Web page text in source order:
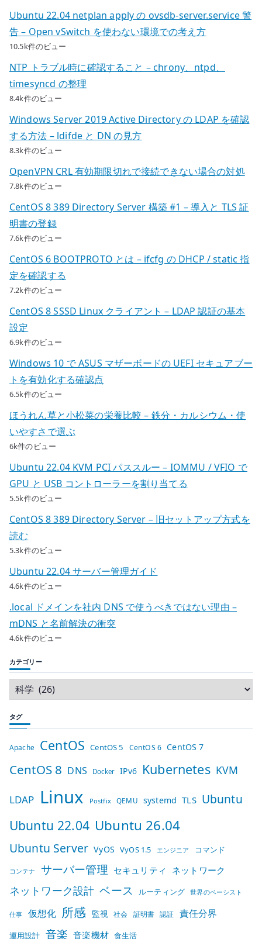
Ubuntu 22.04 netplan apply の ovsdb-server.service 警
告 – Open vSwitch を使わない環境での考え方
10.5k件のビュー
NTP トラブル時に確認すること – chrony、ntpd、
timesyncd の整理
8.4k件のビュー
Windows Server 2019 Active Directory の LDAP を確認
する方法 – ldifde と DN の見方
8.3k件のビュー
OpenVPN CRL 有効期限切れで接続できない場合の対処
7.8k件のビュー
CentOS 8 389 Directory Server 構築 #1 – 導入と TLS 証
明書の登録
7.6k件のビュー
CentOS 6 BOOTPROTO とは – ifcfg の DHCP / static 指
定を確認する
7.2k件のビュー
CentOS 8 SSSD Linux クライアント – LDAP 認証の基本
設定
6.9k件のビュー
Windows 10 で ASUS マザーボードの UEFI セキュアブー
トを有効化する確認点
6.5k件のビュー
ほうれん草と小松菜の栄養比較 – 鉄分・カルシウム・使
いやすさで選ぶ
6k件のビュー
Ubuntu 22.04 KVM PCI パススルー – IOMMU / VFIO で
GPU と USB コントローラーを割り当てる
5.5k件のビュー
CentOS 8 389 Directory Server – 旧セットアップ方式を
読む
5.3k件のビュー
Ubuntu 22.04 サーバー管理ガイド
4.6k件のビュー
.local ドメインを社内 DNS で使うべきではない理由 –
mDNS と名前解決の衝突
4.6k件のビュー
カテゴリー
タグ
Apache CentOS CentOS 5 CentOS 6 CentOS 7
CentOS 8 DNS Docker IPv6 Kubernetes KVM
LDAP Linux Postfix QEMU systemd TLS Ubuntu
Ubuntu 22.04 Ubuntu 26.04
Ubuntu Server VyOS VyOS 1.5 エンジニア コマンド
コンテナ サーバー管理 セキュリティ ネットワーク
ネットワーク設計 ベース ルーティング 世界のベーシスト
仕事 仮想化 所感 監視 社会 証明書 認証 責任分界
運用設計 音楽 音楽機材 食生活